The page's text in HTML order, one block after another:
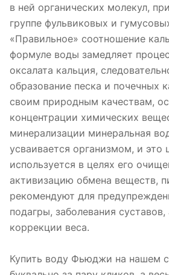
в ней органических молекул,
группе фульвиковых и
«Правильное» соотношение
формуле воды замедляет
оксалата кальция,
образование песка и почечных
своим природным качествам,
концентрации химических
минерализации минеральная
усваивается организмом, и это
используется в целях его
активизацию обмена веществ,
рекомендуют для
подагры, заболевания
коррекции веса.
Купить воду Фьюджи на нашем